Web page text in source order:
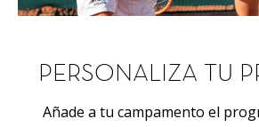
PERSONALIZA TU
Añade a tu campamento el